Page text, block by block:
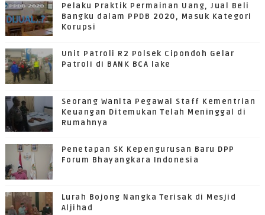
Pelaku Praktik Permainan Uang, Jual Beli
Bangku dalam PPDB 2020, Masuk Kategori
Korupsi
Unit Patroli R2 Polsek Cipondoh Gelar
Patroli di BANK BCA lake
Seorang Wanita Pegawai Staff Kementrian
Keuangan Ditemukan Telah Meninggal di
Rumahnya
Penetapan SK Kepengurusan Baru DPP
Forum Bhayangkara Indonesia
Lurah Bojong Nangka Terisak di Mesjid
Aljihad